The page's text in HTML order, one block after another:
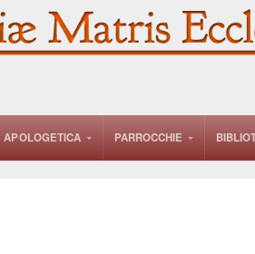
APOLOGETICA PARROCCHIE